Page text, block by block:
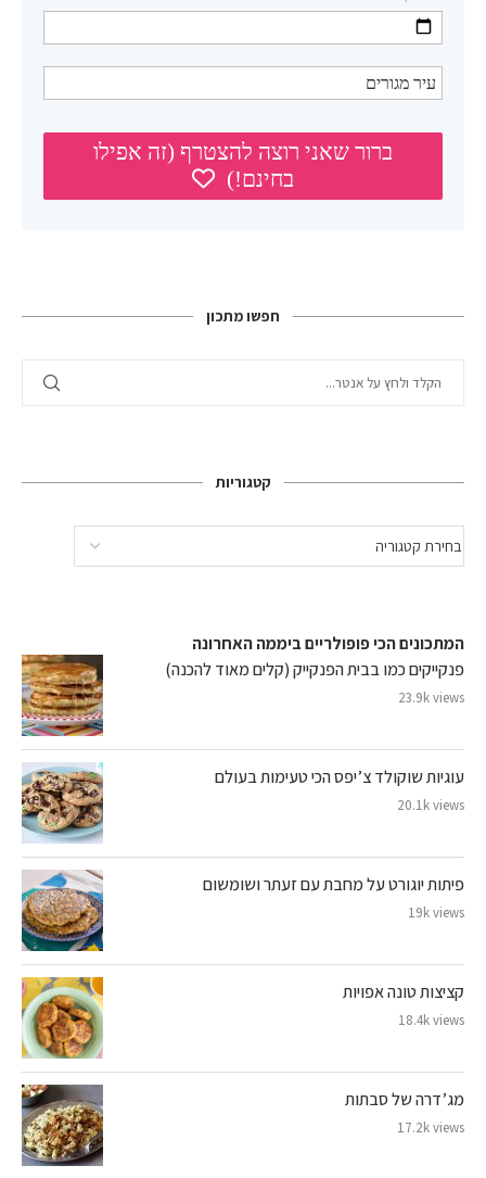
חפשו מתכון
קטגוריות
המתכונים הכי פופולריים ביממה האחרונה
פנקייקים כמו בבית הפנקייק (קלים מאוד להכנה)
23.9k views
עוגיות שוקולד צ’יפס הכי טעימות בעולם
20.1k views
פיתות יוגורט על מחבת עם זעתר ושומשום
19k views
קציצות טונה אפויות
18.4k views
מג’דרה של סבתות
17.2k views